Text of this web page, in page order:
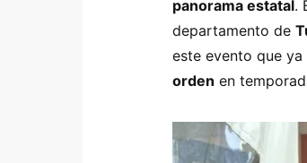
panorama estatal.
departamento de
este evento que
orden en